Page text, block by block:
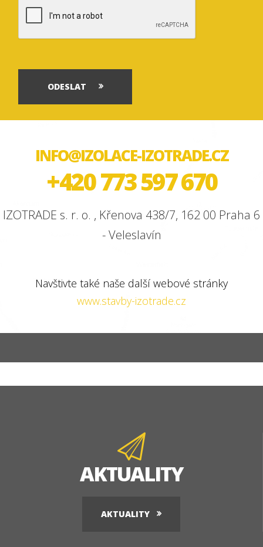
ODESLAT
INFO@IZOLACE-IZOTRADE.CZ
+420 773 597 670
IZOTRADE s. r. o. , Křenova 438/7, 162 00 Praha 6
- Veleslavín
Navštivte také naše další webové stránky
www.stavby-izotrade.cz
AKTUALITY
AKTUALITY